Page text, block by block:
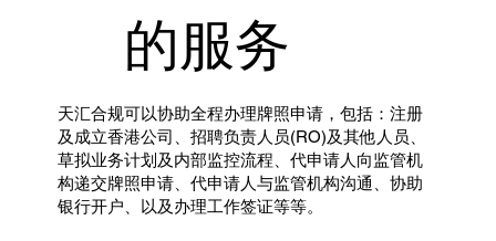
的服务
天汇合规可以协助全程办理牌照申请，包括：注册
及成立香港公司、招聘负责人员(RO)及其他人员、
草拟业务计划及内部监控流程、代申请人向监管机
构递交牌照申请、代申请人与监管机构沟通、协助
银行开户、以及办理工作签证等等。